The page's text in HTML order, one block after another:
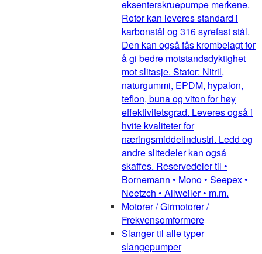
eksenterskruepumpe merkene.
Rotor kan leveres standard i
karbonstål og 316 syrefast stål.
Den kan også fås krombelagt for
å gi bedre motstandsdyktighet
mot slitasje. Stator: Nitril,
naturgummi, EPDM, hypalon,
teflon, buna og viton for høy
effektivitetsgrad. Leveres også i
hvite kvaliteter for
næringsmiddelindustri. Ledd og
andre slitedeler kan også
skaffes. Reservedeler til •
Bornemann • Mono • Seepex •
Neetzch • Allweiler • m.m.
Motorer / Girmotorer /
Frekvensomformere
Slanger til alle typer
slangepumper